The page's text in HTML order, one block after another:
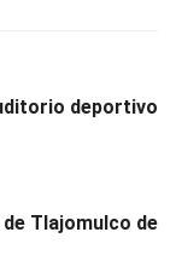
deportivo
Tlajomulco de